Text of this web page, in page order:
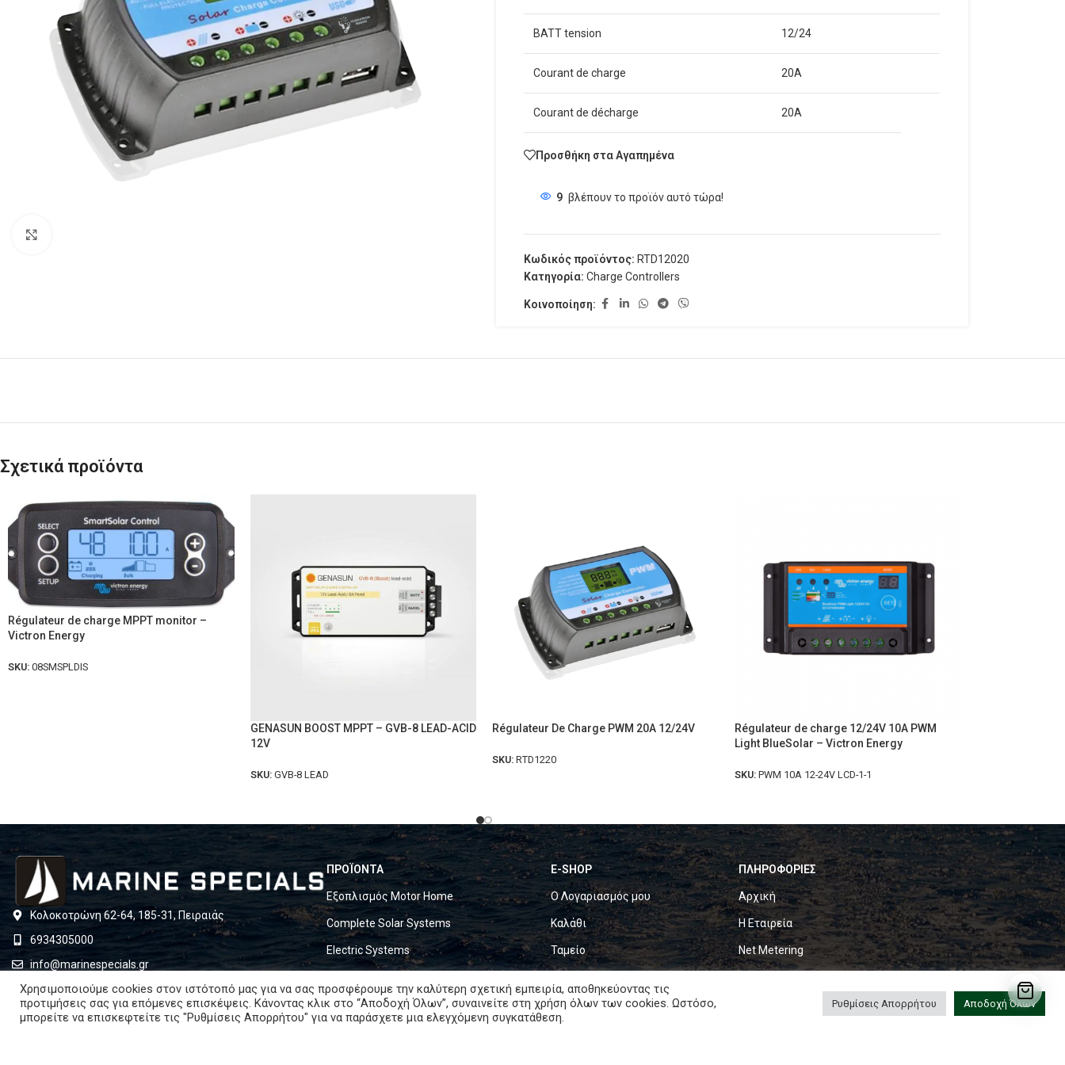
BATT tension 12/24
Courant de charge 20A
Courant de décharge 20A
Προσθήκη στα Αγαπημένα
9 βλέπουν το προϊόν αυτό τώρα!
Κωδικός προϊόντος: RTD12020
Κατηγορία: Charge Controllers
Κοινοποίηση:
Σχετικά προϊόντα
Régulateur de charge MPPT monitor –
Victron Energy
SKU: 08SMSPLDIS
GENASUN BOOST MPPT – GVB-8 LEAD-ACID
12V
SKU: GVB-8 LEAD
Régulateur De Charge PWM 20A 12/24V
SKU: RTD1220
Régulateur de charge 12/24V 10A PWM
Light BlueSolar – Victron Energy
SKU: PWM 10A 12-24V LCD-1-1
Κολοκοτρώνη 62-64, 185-31, Πειραιάς
6934305000
info@marinespecials.gr
Ώρες λειτουργίας: 15:00 με 19:00 κάθε μέρα
ΠΡΟΪΟΝΤΑ
Εξοπλισμός Motor Home
Complete Solar Systems
Electric Systems
Set & Fold Solar Panels
E-SHOP
Ο Λογαριασμός μου
Καλάθι
Ταμείο
Πολιτική Cookies
ΠΛΗΡΟΦΟΡΙΕΣ
Αρχική
Η Εταιρεία
Net Metering
Χρησιμοποιούμε cookies στον ιστότοπό μας για να σας προσφέρουμε την καλύτερη σχετική εμπειρία, αποθηκεύοντας τις
προτιμήσεις σας για επόμενες επισκέψεις. Κάνοντας κλικ στο “Αποδοχή Όλων”, συναινείτε στη χρήση όλων των cookies. Ωστόσο,
μπορείτε να επισκεφτείτε τις "Ρυθμίσεις Απορρήτου" για να παράσχετε μια ελεγχόμενη συγκατάθεση.
Ρυθμίσεις Απορρήτου Αποδοχή Όλων